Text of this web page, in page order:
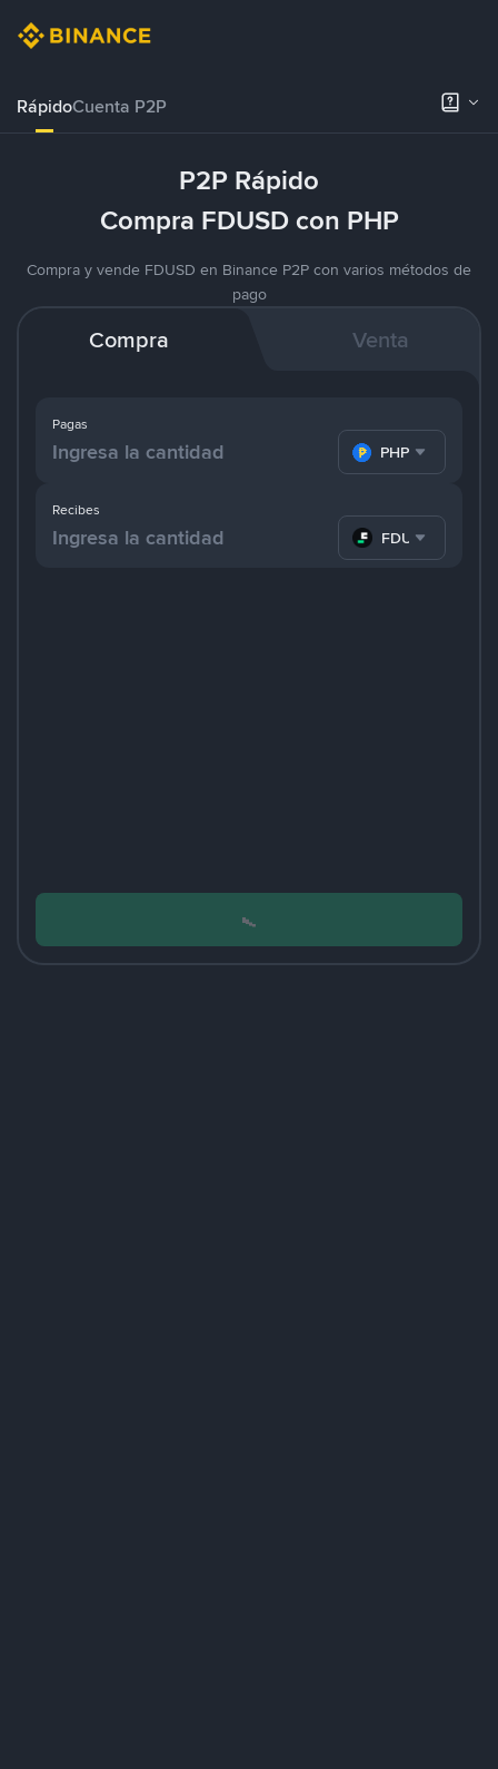
RápidoCuenta P2P
P2P Rápido
Compra FDUSD con PHP
Compra y vende FDUSD en Binance P2P con varios métodos de
pago
Compra Venta
Pagas
PHP
Recibes
FDUSD